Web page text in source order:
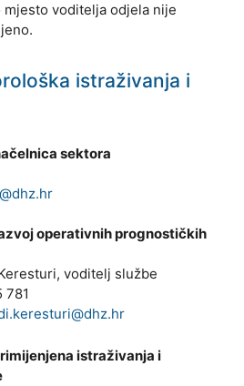
mjesto voditelja odjela nije
istraživanja i
sektora
operativnih prognostičkih
voditelj službe
781
istraživanja i